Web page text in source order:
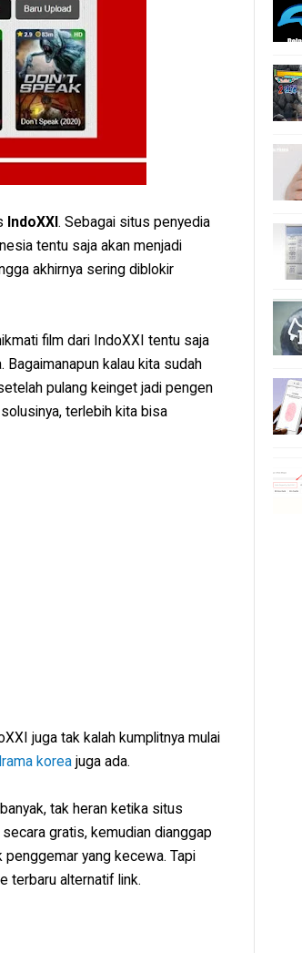
IndoXXI. Sebagai situs penyedia
tentu saja akan menjadi
akhirnya sering diblokir
film dari IndoXXI tentu saja
kalau kita sudah
pulang keinget jadi pengen
terlebih kita bisa
juga tak kalah kumplitnya mulai
korea juga ada.
tak heran ketika situs
gratis, kemudian dianggap
penggemar yang kecewa. Tapi
terbaru alternatif link.